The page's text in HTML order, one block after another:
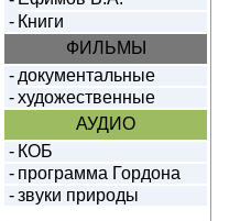
- Книги
ФИЛЬМЫ
- документальные
- художественные
АУДИО
- КОБ
- программа Гордона
- звуки природы